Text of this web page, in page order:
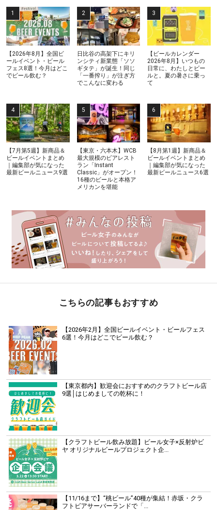
【2026年8月】全国ビ
ールイベント・ビール
フェス8選！今月はどこ
でビール飲む？
日比谷の高架下にキリ
ンシティ新業態「ソソ
ギタテ」が誕生！同じ
「一番搾り」が注ぎ方
でこんなに変わる
【ビールカレンダー
2026年8月】いつもの
日常に、わたしとビー
ルと。夏の暑さに乗っ
て
【7月第5週】新商品＆
ビールイベントまとめ
｜編集部が気になった
最新ビールニュース9選
【東京・六本木】WCB
最大規模のビアレスト
ラン「Instant
Classic」がオープン！
16種のビールと本格ア
メリカンを堪能
【8月第1週】新商品＆
ビールイベントまとめ
｜編集部が気になった
最新ビールニュース6選
こちらの記事もおすすめ
【2026年2月】全国ビールイベント・ビールフェス
6選！今月はどこでビール飲む？
【東京都内】歓迎会におすすめのクラフトビール店
9選│はじめましての乾杯に！
【クラフトビール飲み放題】ビール女子×反射炉ビ
ヤ オリジナルビールプロジェクト企...
【11/16まで】“桃ビール”40種が集結！赤坂・クラ
フトビアサーバーランドで「...